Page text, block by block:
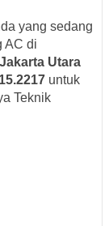
yang sedang
AC di
Utara
untuk
Teknik